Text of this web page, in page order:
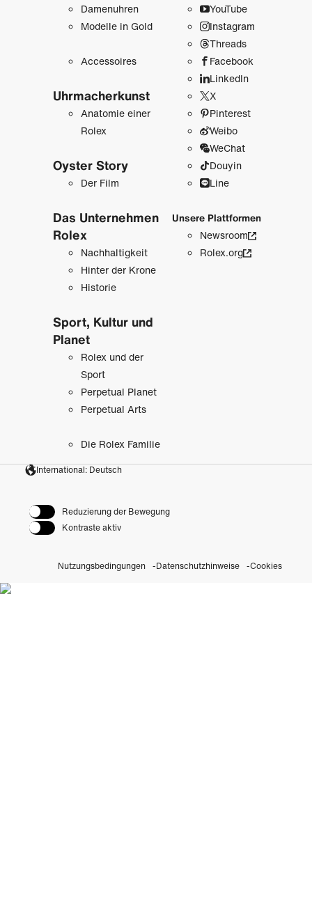
Damenuhren
Modelle in Gold
Accessoires
Uhrmacher­kunst
Anatomie einer
Rolex
Oyster Story
Der Film
Das Unternehmen
Rolex
Nachhaltigkeit
Hinter der Krone
Historie
Sport, Kultur und
Planet
Rolex und der
Sport
Perpetual Planet
Perpetual Arts
Die Rolex Familie
YouTube
Instagram
Threads
Facebook
LinkedIn
X
Pinterest
Weibo
WeChat
Douyin
Line
Unsere Plattformen
Newsroom
Rolex.org
International: Deutsch
Reduzierung der Bewegung
Kontraste aktiv
Nutzungsbedingungen Datenschutzhinweise Cookies